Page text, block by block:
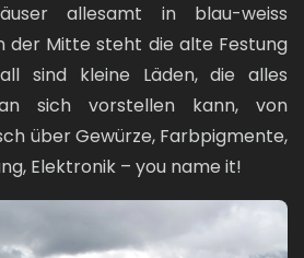
allesamt in blau-weiss
der Mitte steht die alte Festung
sind kleine Läden, die alles
sich vorstellen kann, von
über Gewürze, Farbpigmente,
Elektronik – you name it!